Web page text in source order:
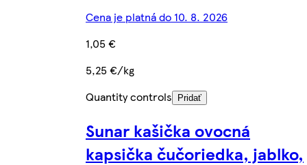
Cena je platná do 10. 8. 2026
1,05 €
5,25 €/kg
Quantity controls
Pridať
Sunar kašička ovocná
kapsička čučoriedka, jablko,